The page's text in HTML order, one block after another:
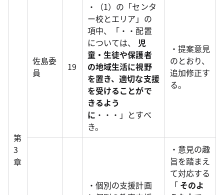
第
3
章
佐島委
員
19
・（1）の「センタ
ー校とエリア」の
項中、「・・配置
については、
児
童・生徒や保護者
の地域生活に視野
を置き、適切な支援
を受けることがで
きるよう
に ・・・」とすべ
き。
・提案意見
のとおり、
追加修正す
る。
・個別の支援計画
・意見の趣
旨を踏まえ
て対応する
「 そのよ